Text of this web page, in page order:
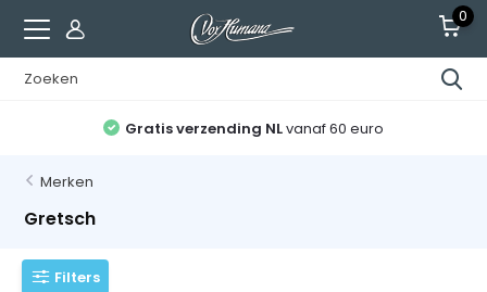
0
Gratis verzending NLvanaf 60 euro
Merken
Gretsch
Filters